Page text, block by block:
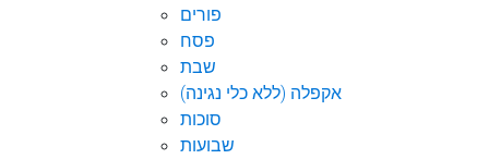
פורים
פסח
שבת
אקפלה (ללא כלי נגינה)
סוכות
שבועות